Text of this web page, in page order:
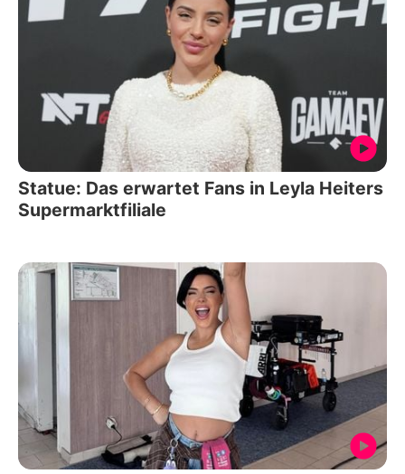
Statue: Das erwartet Fans in Leyla Heiters
Supermarktfiliale